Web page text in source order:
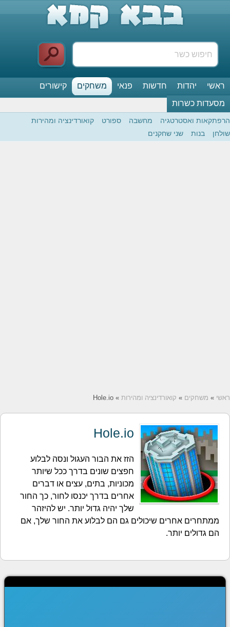
ראשי יהדות חדשות פנאי משחקים
קישורים
מסעדות כשרות
הרפתקאות ואסטרטגיה מחשבה ספורט
קואורדינציה ומהירות
שולחן
בנות שני שחקנים
ראשי » משחקים » קואורדינציה ומהירות » Hole.io
Hole.io
הזז את הבור העגול ונסה לבלוע
חפצים שונים בדרך ככל שיותר
מכוניות, בתים, עצים או דברים
אחרים בדרך יכנסו לחור, כך החור
שלך יהיה גדול יותר. יש להיזהר
ממתחרים אחרים שיכולים גם הם לבלוע את החור שלך, אם
הם גדולים יותר.